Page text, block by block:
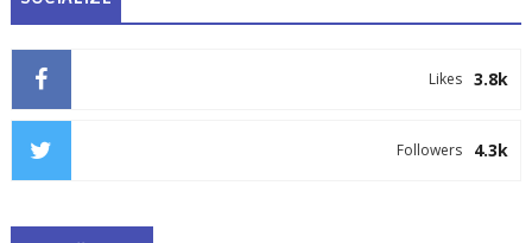
3.8k
Likes
4.3k
Followers